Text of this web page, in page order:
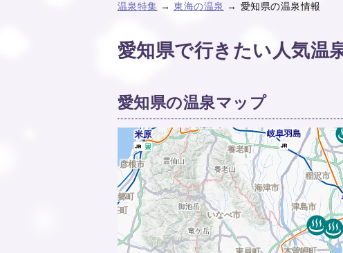
温泉特集 →東海の温泉 → 愛知県の温泉情報
愛知県で行きたい人気温
愛知県の温泉マップ